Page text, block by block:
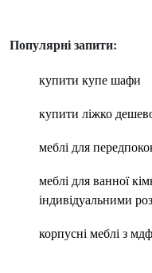
Популярні запити:
купити купе шафи
купити ліжко
меблі для
меблі для ванної
індивідуальними
корпусні меблі з мдф